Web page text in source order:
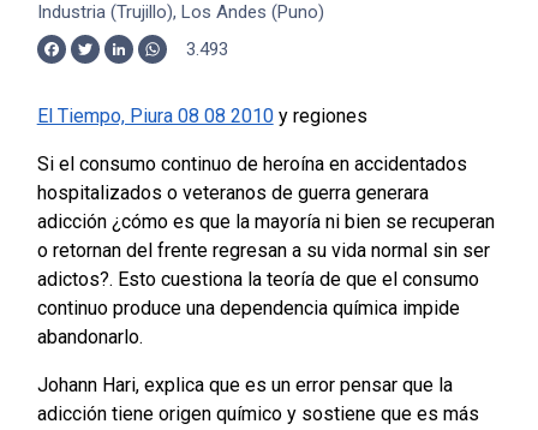
Industria (Trujillo), Los Andes (Puno)
Facebook
TwitterLinkedInWhatsApp
3.493
El Tiempo, Piura 08 08 2010y regiones
Si el consumo continuo de heroína en accidentados
hospitalizados o veteranos de guerra generara
adicción ¿cómo es que la mayoría ni bien se recuperan
o retornan del frente regresan a su vida normal sin ser
adictos?. Esto cuestiona la teoría de que el consumo
continuo produce una dependencia química impide
abandonarlo.
Johann Hari, explica que es un error pensar que la
adicción tiene origen químico y sostiene que es más